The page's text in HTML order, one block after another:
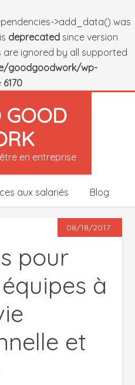
>add_data() was
deprecated since version
are ignored by all supported
goodgoodwork/wp-
6170
GOOD
en entreprise
aux salariés Blog
08/18/2017
pour
à
et